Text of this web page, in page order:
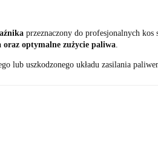
przeznaczony do profesjonalnych kos
optymalne zużycie paliwa
lub uszkodzonego układu zasilania